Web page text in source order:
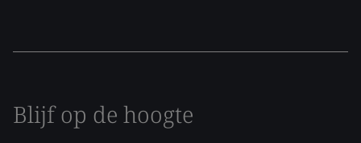
Blijf op de hoogte